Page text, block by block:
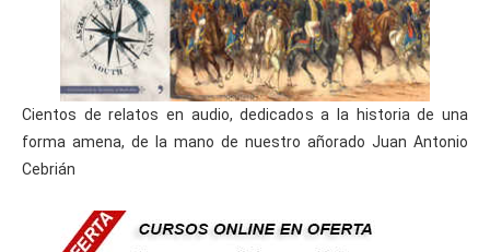
Cientos de relatos en audio, dedicados a la historia de una
forma amena, de la mano de nuestro añorado Juan Antonio
Cebrián